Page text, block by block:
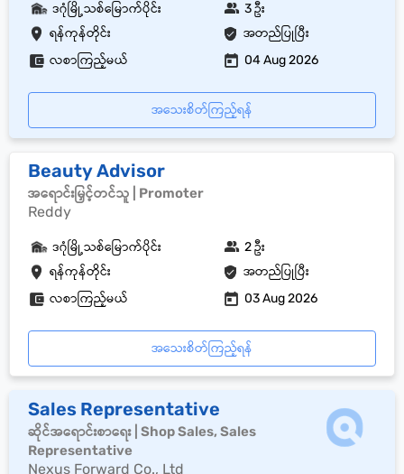
ရန်ကုန်တိုင်း အတည်ပြုပြီး
ဒဂုံမြို့သစ်မြောက်ပိုင်း 3 ဦး
လစာကြည့်မယ် 04 Aug 2026
အသေးစိတ်ကြည့်ရန်
Beauty Advisor
အရောင်းမြှင့်တင်သူ | Promoter
Reddy
ရန်ကုန်တိုင်း အတည်ပြုပြီး
ဒဂုံမြို့သစ်မြောက်ပိုင်း 2 ဦး
လစာကြည့်မယ် 03 Aug 2026
အသေးစိတ်ကြည့်ရန်
Sales Representative
ဆိုင်အရောင်းစာရေး | Shop Sales, Sales
Representative
Nexus Forward Co., Ltd